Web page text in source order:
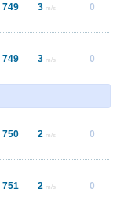
749 3 m/s 0
749 3 m/s 0
750 2 m/s 0
751 2 m/s 0